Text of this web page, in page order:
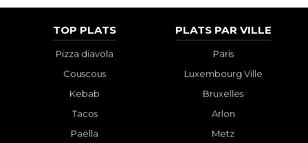
TOP PLATS
Pizza diavola
Couscous
Kebab
Tacos
Paëlla
PLATS PAR VILLE
Paris
Luxembourg Ville
Bruxelles
Arlon
Metz